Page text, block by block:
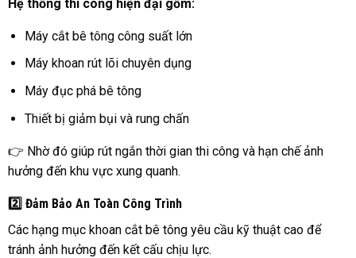
Hệ thống thi công hiện đại gồm:
Máy cắt bê tông công suất lớn
Máy khoan rút lõi chuyên dụng
Máy đục phá bê tông
Thiết bị giảm bụi và rung chấn
👉 Nhờ đó giúp rút ngắn thời gian thi công và hạn chế ảnh
hưởng đến khu vực xung quanh.
2️⃣ Đảm Bảo An Toàn Công Trình
Các hạng mục khoan cắt bê tông yêu cầu kỹ thuật cao để
tránh ảnh hưởng đến kết cấu chịu lực.